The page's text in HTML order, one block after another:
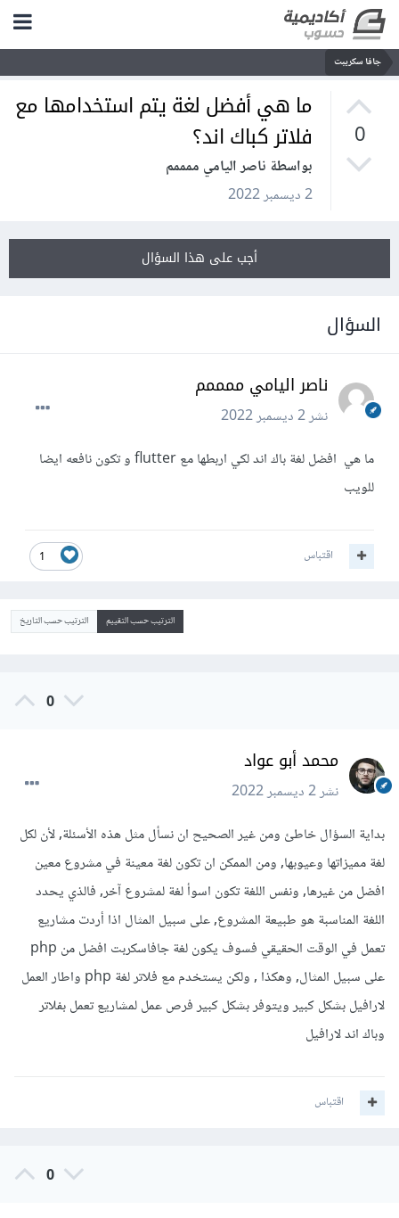
جافا سكريبت
0
ما هي أفضل لغة يتم استخدامها مع
فلاتر كباك اند؟
بواسطة ناصر اليامي ممممم
2 ديسمبر 2022
أجب على هذا السؤال
السؤال
ناصر اليامي ممممم
نشر2 ديسمبر 2022
ما هي افضل لغة باك اند لكي اربطها مع flutter و تكون نافعه ايضا
للويب
1 اقتباس
الترتيب حسب التقييم الترتيب حسب التاريخ
0
محمد أبو عواد
نشر2 ديسمبر 2022
بداية السؤال خاطئ ومن غير الصحيح ان نسأل مثل هذه الأسئلة, لأن لكل
لغة مميزاتها وعيوبها, ومن الممكن ان تكون لغة معينة في مشروع معين
افضل من غيرها, ونفس اللغة تكون اسوأ لغة لمشروع آخر, فالذي يحدد
اللغة المناسبة هو طبيعة المشروع, على سبيل المثال اذا أردت مشاريع
تعمل في الوقت الحقيقي فسوف يكون لغة جافاسكربت افضل من php
على سبيل المثال, وهكذا , ولكن يستخدم مع فلاتر لغة php واطار العمل
لارافيل بشكل كبير ويتوفر بشكل كبير فرص عمل لمشاريع تعمل بفلاتر
وباك اند لارافيل
اقتباس
0